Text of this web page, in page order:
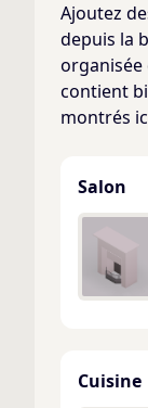
Ajoutez
depuis la
organisée
contient
montrés
Salon
Cuisine